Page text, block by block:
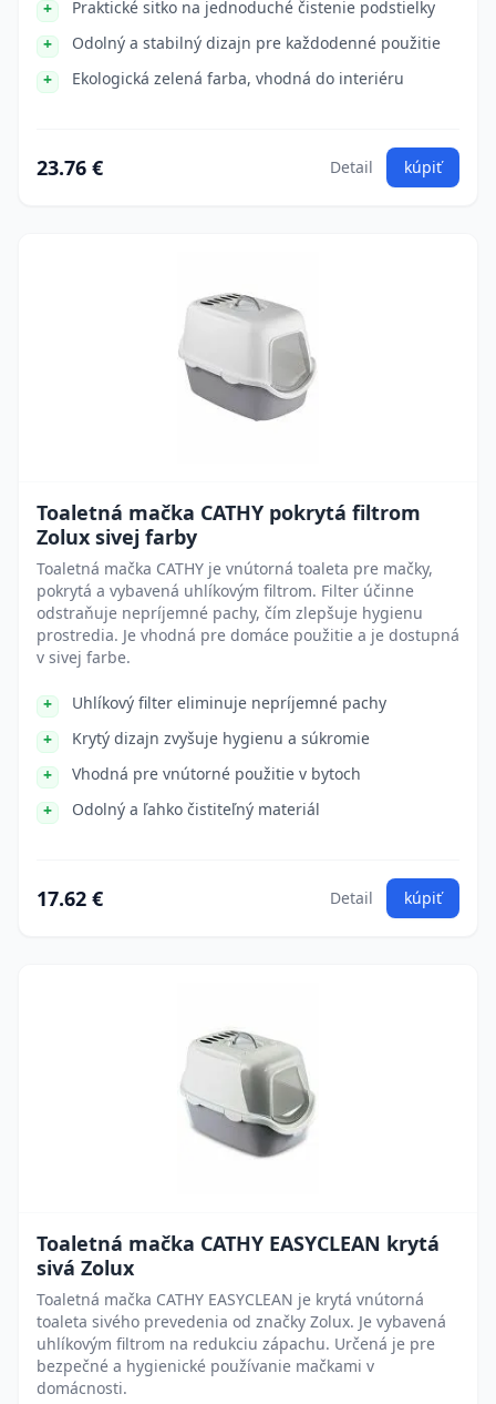
Praktické sitko na jednoduché čistenie podstielky
Odolný a stabilný dizajn pre každodenné použitie
Ekologická zelená farba, vhodná do interiéru
23.76 € Detail kúpiť
Toaletná mačka CATHY pokrytá filtrom
Zolux sivej farby
Toaletná mačka CATHY je vnútorná toaleta pre mačky,
pokrytá a vybavená uhlíkovým filtrom. Filter účinne
odstraňuje nepríjemné pachy, čím zlepšuje hygienu
prostredia. Je vhodná pre domáce použitie a je dostupná
v sivej farbe.
Uhlíkový filter eliminuje nepríjemné pachy
Krytý dizajn zvyšuje hygienu a súkromie
Vhodná pre vnútorné použitie v bytoch
Odolný a ľahko čistiteľný materiál
17.62 € Detail kúpiť
Toaletná mačka CATHY EASYCLEAN krytá
sivá Zolux
Toaletná mačka CATHY EASYCLEAN je krytá vnútorná
toaleta sivého prevedenia od značky Zolux. Je vybavená
uhlíkovým filtrom na redukciu zápachu. Určená je pre
bezpečné a hygienické používanie mačkami v
domácnosti.